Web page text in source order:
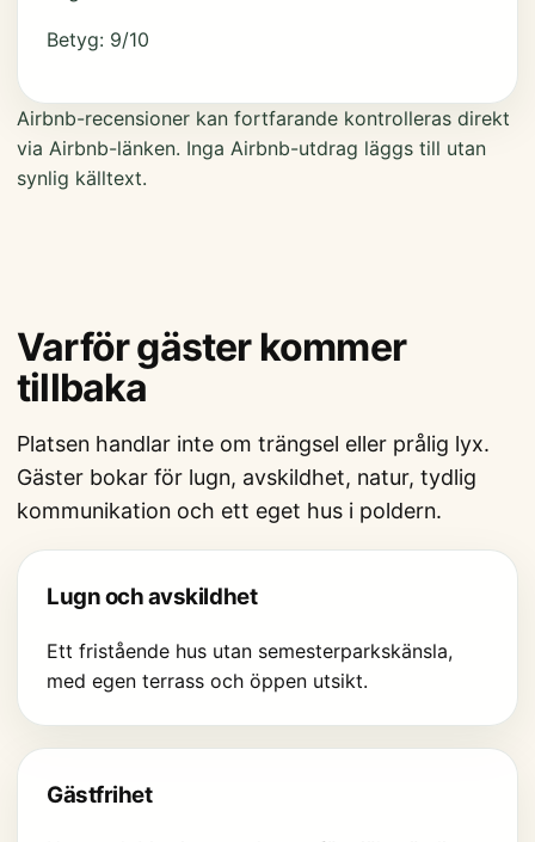
Betyg: 9/10
Airbnb-recensioner kan fortfarande kontrolleras direkt
via Airbnb-länken. Inga Airbnb-utdrag läggs till utan
synlig källtext.
Varför gäster kommer
tillbaka
Platsen handlar inte om trängsel eller prålig lyx.
Gäster bokar för lugn, avskildhet, natur, tydlig
kommunikation och ett eget hus i poldern.
Lugn och avskildhet
Ett fristående hus utan semesterparkskänsla,
med egen terrass och öppen utsikt.
Gästfrihet